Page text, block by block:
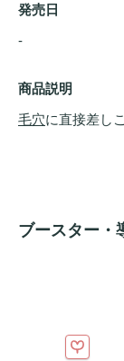
発売日
-
商品説明
毛穴に直接差し
ブースター・